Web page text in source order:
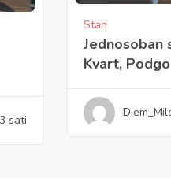
sati
Stan
Jednosoban
Kvart,